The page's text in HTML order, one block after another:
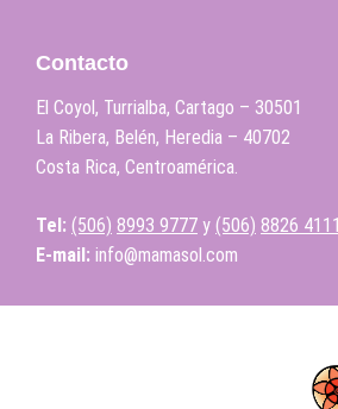
Contacto
El Coyol, Turrialba, Cartago – 30501
La Ribera, Belén, Heredia – 40702
Costa Rica, Centroamérica.
Tel: (506) 8993 9777 y (506) 8826 4111
E-mail: info@mamasol.com